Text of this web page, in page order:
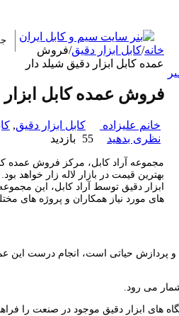
خانه/کابل ابزار دقیق/فروش
عمده کابل ابزار دقیق شیلد دار
فروش عمده کابل ابزار
خانم علیزاده کابل ابزار دقیق,
نظری بدهید
55 بازدید
مجموعه آراد کابل، مرکز فروش عمده
بهترین قیمت در بازار لاله زار خواهد
ابزار دقیق توسط آراد کابل، این
های مورد نیاز همکاران و پروژه های
پردازش حیاتی است، انجام درست این
می رود.
های ابزار دقیق موجود در صنعت را